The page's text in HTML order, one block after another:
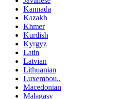
Kannada
Kazakh
Khmer
Kurdish
Kyrgyz
Latin
Latvian
Lithuanian
Luxembou..
Macedonian
Malagasy